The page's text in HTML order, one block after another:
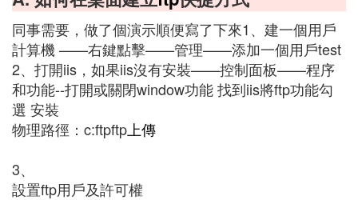
同事需要，做了個演示順便寫了下來1、建一個用戶
計算機 ——右鍵點擊——管理——添加一個用戶test
2、打開iis，如果iis沒有安裝——控制面板——程序
和功能--打開或關閉window功能 找到iis將ftp功能勾
選 安裝
物理路徑：c:ftpftp 上傳
3、
設置ftp用戶及許可權